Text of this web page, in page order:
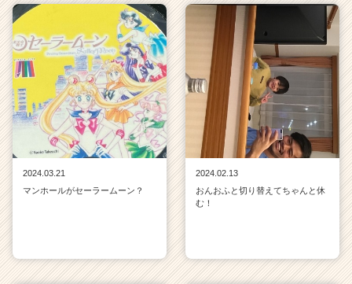
2024.03.21
マンホールがセーラームーン？
2024.02.13
おんおふと切り替えてちゃんと休
む！